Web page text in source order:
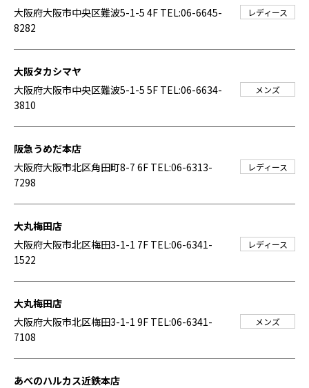
大阪府大阪市中央区難波5-1-5 4F TEL:06-6645-
8282
レディース
大阪タカシマヤ
大阪府大阪市中央区難波5-1-5 5F TEL:06-6634-
3810
メンズ
阪急うめだ本店
大阪府大阪市北区角田町8-7 6F TEL:06-6313-
7298
レディース
大丸梅田店
大阪府大阪市北区梅田3-1-1 7F TEL:06-6341-
1522
レディース
大丸梅田店
大阪府大阪市北区梅田3-1-1 9F TEL:06-6341-
7108
メンズ
あべのハルカス近鉄本店